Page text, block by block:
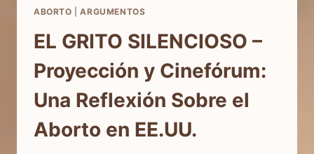
ABORTO |ARGUMENTOS
EL GRITO SILENCIOSO –
Proyección y Cinefórum:
Una Reflexión Sobre el
Aborto en EE.UU.